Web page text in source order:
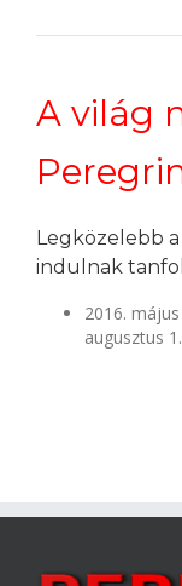
A világ
Legközelebb
indulnak
2016.
augusztus